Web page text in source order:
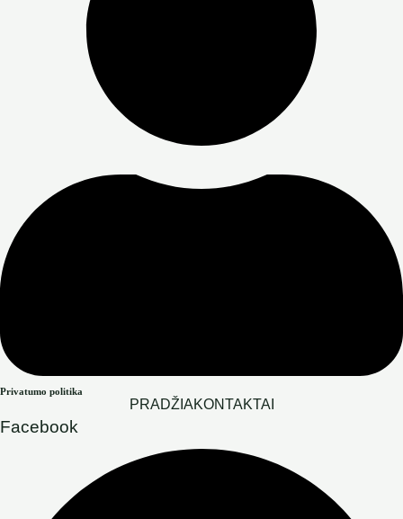
Privatumo politika
PRADŽIAKONTAKTAI
Facebook